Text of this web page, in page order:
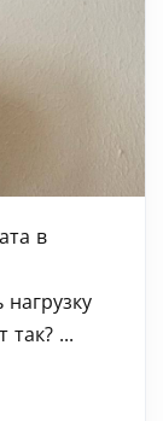
в
так? ...